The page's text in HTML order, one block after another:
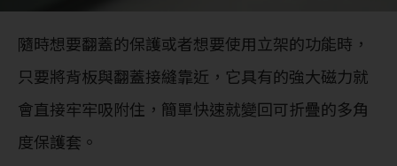
隨時想要翻蓋的保護或者想要使用立架的功能時，
只要將背板與翻蓋接縫靠近，它具有的強大磁力就
會直接牢牢吸附住，簡單快速就變回可折疊的多角
度保護套。